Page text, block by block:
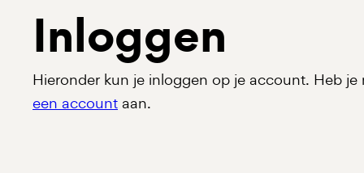
Inloggen
Hieronder kun je inloggen op je account. Heb
een account aan.